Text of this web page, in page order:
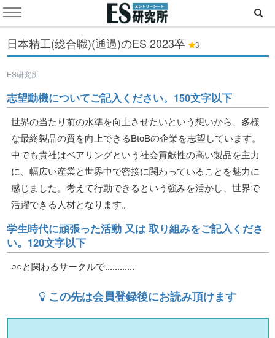
日本精工(総合職)(通過)のES 2023卒 3
ES研究所
志望動機についてご記入ください。150文字以下
世界の当たり前の水準を向上させたいという想いから、多様
な最終製品の質を向上できるBtoBの企業を志望しています。
中でも貴社はベアリングという社会貢献性の高い製品を主力
に、幅広い産業と世界中で密接に関わっていることを魅力に
感じました。考えて行動できるという強みを活かし、世界で
活躍できる人材となります。
学生時代に頑張った活動 又は 取り組みをご記入くださ
い。120文字以下
○○と関わるサークルで............
この先は会員登録後にお読み頂けます